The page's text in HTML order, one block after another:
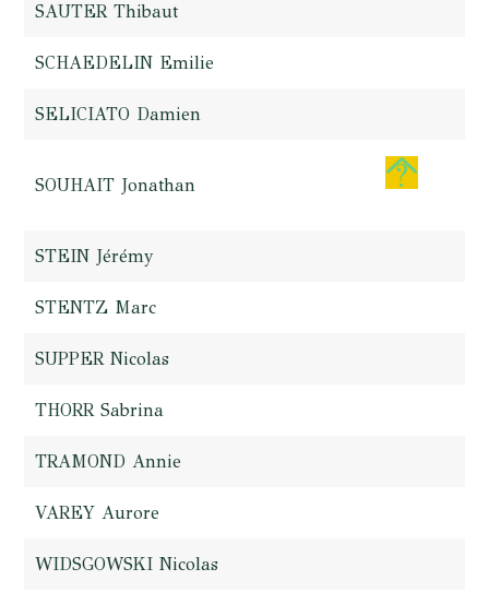
SAUTER Thibaut
SCHAEDELIN Emilie
SELICIATO Damien
SOUHAIT Jonathan
STEIN Jérémy
STENTZ Marc
SUPPER Nicolas
THORR Sabrina
TRAMOND Annie
VAREY Aurore
WIDSGOWSKI Nicolas